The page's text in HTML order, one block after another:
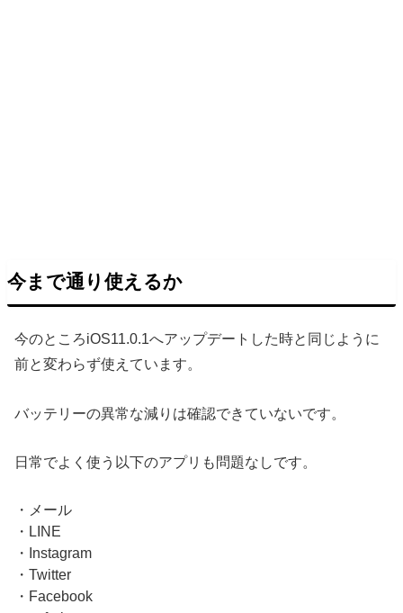
今まで通り使えるか
今のところiOS11.0.1へアップデートした時と同じように
前と変わらず使えています。
バッテリーの異常な減りは確認できていないです。
日常でよく使う以下のアプリも問題なしです。
・メール
・LINE
・Instagram
・Twitter
・Facebook